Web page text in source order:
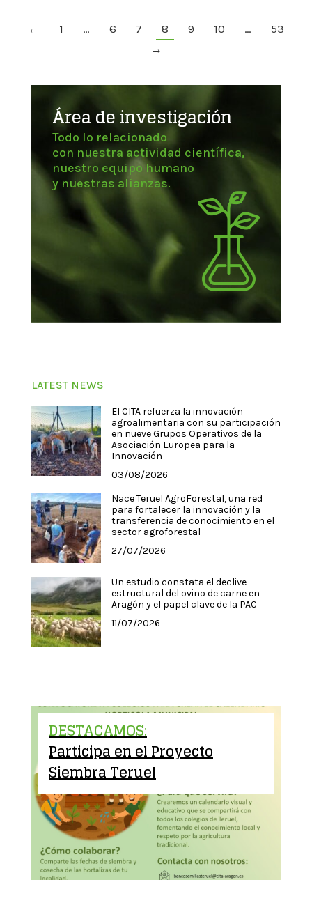
← 1 … 6 7 8 9 10 …
53
→
Área de investigación
Todo lo relacionado
con nuestra actividad científica,
nuestro equipo humano
y nuestras alianzas.
LATEST NEWS
El CITA refuerza la innovación
agroalimentaria con su participación
en nueve Grupos Operativos de la
Asociación Europea para la
Innovación
03/08/2026
Nace Teruel AgroForestal, una red
para fortalecer la innovación y la
transferencia de conocimiento en el
sector agroforestal
27/07/2026
Un estudio constata el declive
estructural del ovino de carne en
Aragón y el papel clave de la PAC
11/07/2026
DESTACAMOS:
Participa en el Proyecto
Siembra Teruel